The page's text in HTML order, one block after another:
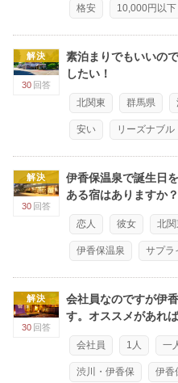
格安 10,000円以下
解決
30 回答
素泊まりでもいいの
したい！
北関東 群馬県
安い リーズナブル
解決
30 回答
伊香保温泉で誕生日
ある宿はありますか？
恋人 彼女 北関
伊香保温泉 サプラ
解決
30 回答
会社員なのですが伊
す。オススメがあれ
会社員 1人 一
渋川・伊香保 伊香